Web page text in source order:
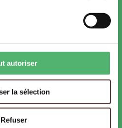
autoriser
la sélection
Refuser
Instagram TikTok
LinkedIn X